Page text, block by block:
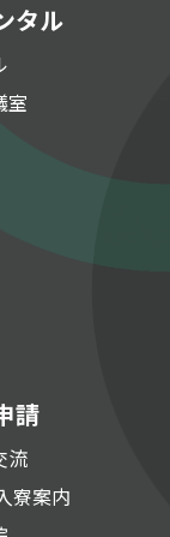
タル
室
請
流
寮案内